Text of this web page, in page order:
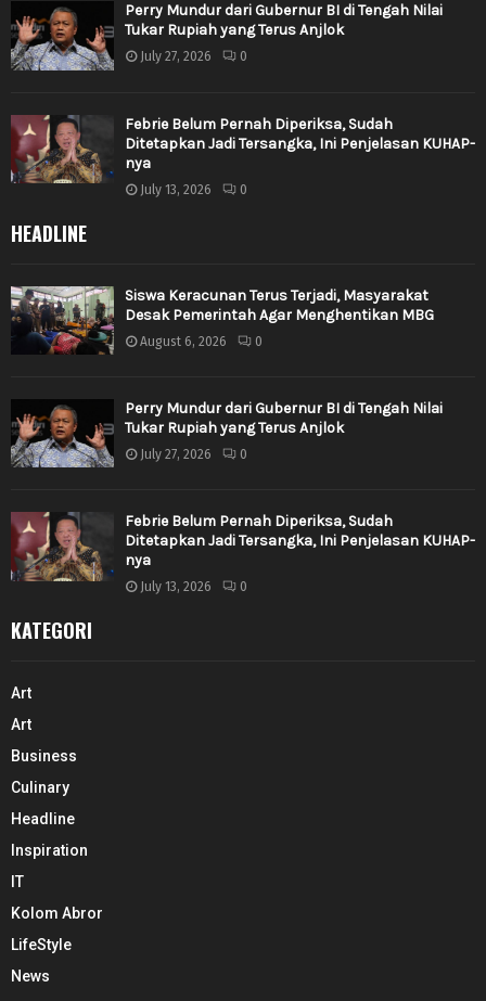
Perry Mundur dari Gubernur BI di Tengah Nilai
Tukar Rupiah yang Terus Anjlok
July 27, 2026 0
Febrie Belum Pernah Diperiksa, Sudah
Ditetapkan Jadi Tersangka, Ini Penjelasan KUHAP-
nya
July 13, 2026 0
HEADLINE
Siswa Keracunan Terus Terjadi, Masyarakat
Desak Pemerintah Agar Menghentikan MBG
August 6, 2026 0
Perry Mundur dari Gubernur BI di Tengah Nilai
Tukar Rupiah yang Terus Anjlok
July 27, 2026 0
Febrie Belum Pernah Diperiksa, Sudah
Ditetapkan Jadi Tersangka, Ini Penjelasan KUHAP-
nya
July 13, 2026 0
KATEGORI
Art
Art
Business
Culinary
Headline
Inspiration
IT
Kolom Abror
LifeStyle
News